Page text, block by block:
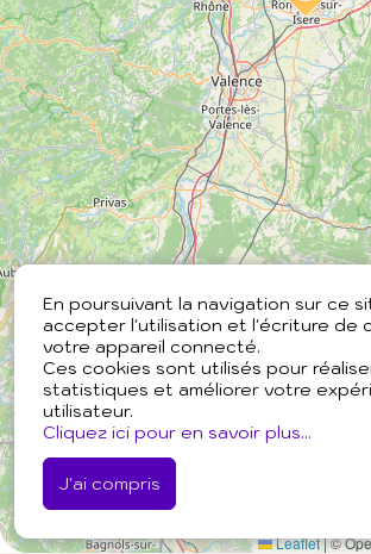
En poursuivant la navigation sur ce
accepter l'utilisation et l'écriture de
votre appareil connecté.
Ces cookies sont utilisés pour
statistiques et améliorer votre
utilisateur.
Cliquez ici pour en savoir plus...
J'ai compris
Leaflet|©